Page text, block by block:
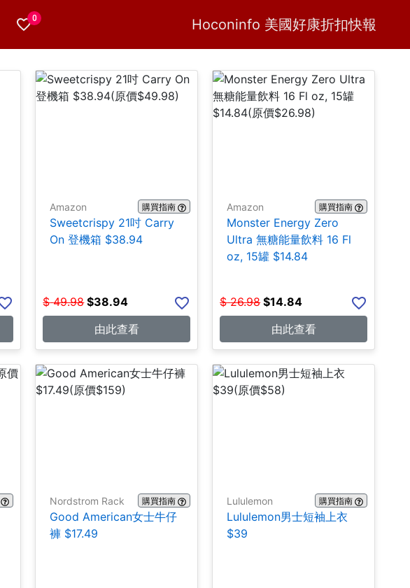
0 Hoconinfo 美國好康折扣快報
H Home
Amazon 購買指南
Sweetcrispy 21吋 Carry
On 登機箱 $38.94
$ 49.98 $38.94
由此查看
Amazon 購買指南
Monster Energy Zero
Ultra 無糖能量飲料 16 Fl
oz, 15罐 $14.84
$ 26.98 $14.84
由此查看
Nordstrom Rack 購買指南
Good American女士牛仔
褲 $17.49
Lululemon 購買指南
Lululemon男士短袖上衣
$39